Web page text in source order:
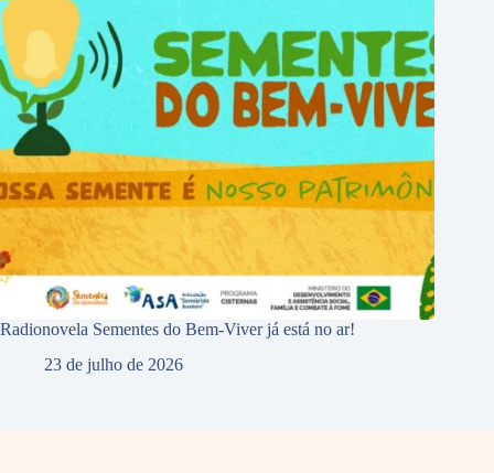
Radionovela Sementes do Bem-Viver já está no ar!
23 de julho de 2026